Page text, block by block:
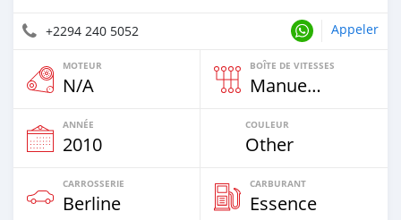
+2294 240 5052 Appeler
MOTEUR
N/A
BOÎTE DE VITESSES
Manuelle
ANNÉE
2010
COULEUR
Other
CARROSSERIE
Berline
CARBURANT
Essence